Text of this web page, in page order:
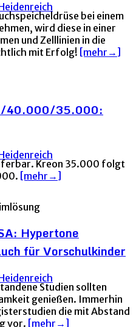
bei einem
wird diese in einer
und Zelllinien in die
mit Erfolg! [mehr→]
40.000/35.000:
Kreon 35.000 folgt
[mehr→]
Hypertone
für Vorschulkinder
Studien sollten
genießen. Immerhin
die mit Abstand
vor. [mehr→]